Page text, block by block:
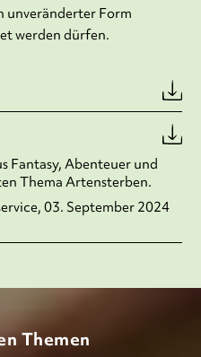
unveränderter Form
werden dürfen.
Fantasy, Abenteuer und
Thema Artensterben.
03. September 2024
Themen